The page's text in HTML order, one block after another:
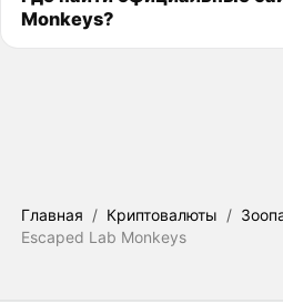
Monkeys?
Главная / Криптовалюты /
Escaped Lab Monkeys